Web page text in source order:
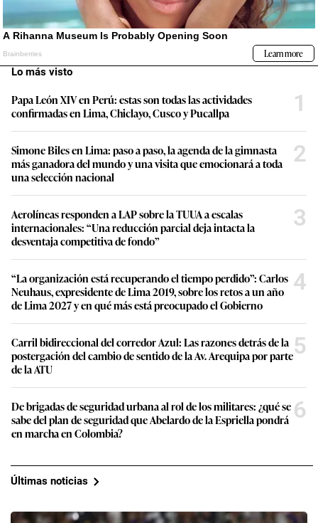
Lo más visto
Papa León XIV en Perú: estas son todas las actividades
confirmadas en Lima, Chiclayo, Cusco y Pucallpa
1
Simone Biles en Lima: paso a paso, la agenda de la gimnasta
más ganadora del mundo y una visita que emocionará a toda
una selección nacional
2
Aerolíneas responden a LAP sobre la TUUA a escalas
internacionales: “Una reducción parcial deja intacta la
desventaja competitiva de fondo”
3
“La organización está recuperando el tiempo perdido”: Carlos
Neuhaus, expresidente de Lima 2019, sobre los retos a un año
de Lima 2027 y en qué más está preocupado el Gobierno
4
Carril bidireccional del corredor Azul: Las razones detrás de la
postergación del cambio de sentido de la Av. Arequipa por parte
de la ATU
5
De brigadas de seguridad urbana al rol de los militares: ¿qué se
sabe del plan de seguridad que Abelardo de la Espriella pondrá
en marcha en Colombia?
6
Últimas noticias